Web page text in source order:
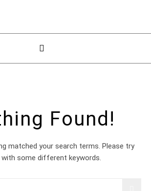
Found!
matched your search terms. Please try
with some different keywords.